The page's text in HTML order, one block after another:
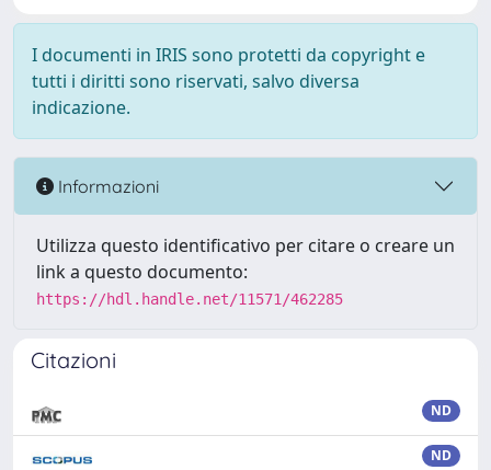
I documenti in IRIS sono protetti da copyright e
tutti i diritti sono riservati, salvo diversa
indicazione.
Informazioni
Utilizza questo identificativo per citare o creare un
link a questo documento:
https://hdl.handle.net/11571/462285
Citazioni
ND
ND